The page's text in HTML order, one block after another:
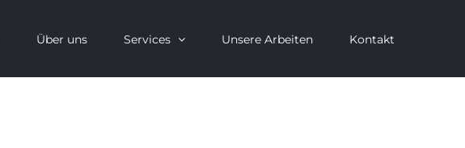
Über uns Services Unsere Arbeiten Kontakt